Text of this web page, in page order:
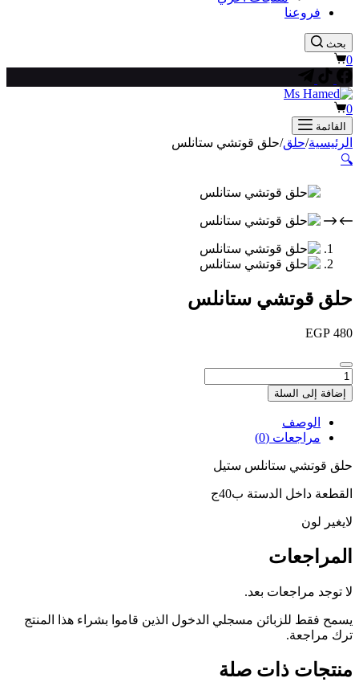
فروعنا
بحث
عربة
0
عربة
التسوق
0
القائمة
الرئيسية/حلق/حلق قوتشي ستانلس
🔍
حلق قوتشي ستانلس
EGP 480
كمية
حلق
قوتشي
ستانلس
إضافة إلى السلة
الوصف
مراجعات (0)
حلق قوتشي ستانلس ستيل
القطعة داخل الدستة ب40ج
لايغير لون
المراجعات
لا توجد مراجعات بعد.
يسمح فقط للزبائن مسجلي الدخول الذين قاموا بشراء هذا المنتج
ترك مراجعة.
منتجات ذات صلة